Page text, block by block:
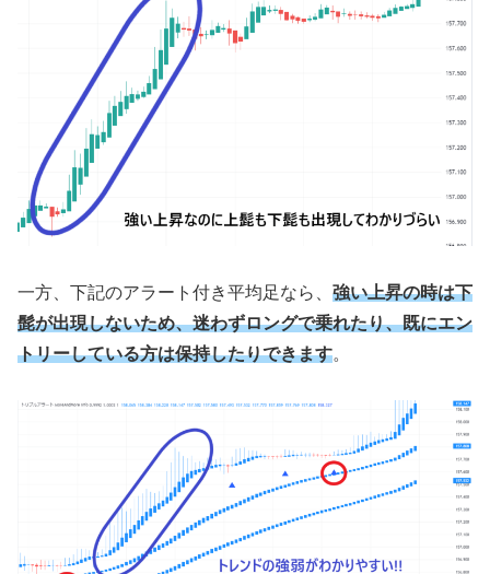
一方、下記のアラート付き平均足なら、 強い上昇の時は下
髭が出現しないため、迷わずロングで乗れたり、既にエン
トリーしている方は保持したりできます。